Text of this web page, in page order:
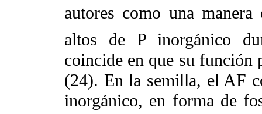
autores como una manera
altos de P inorgánico
coincide en que su función
(24). En la semilla, el AF
inorgánico, en forma de